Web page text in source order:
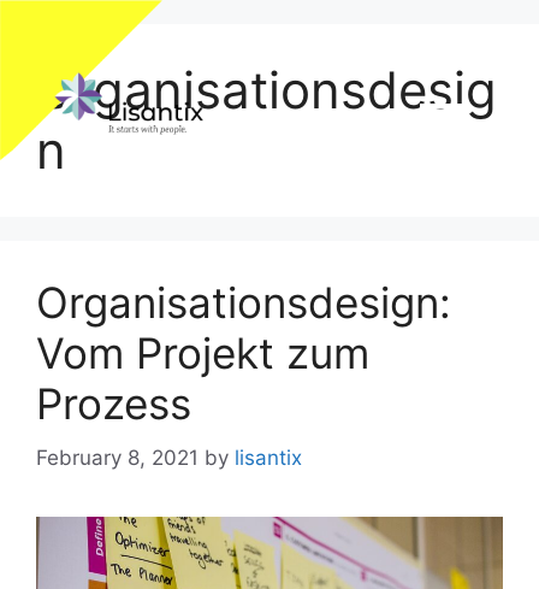
Organisationsdesig
n
Organisationsdesign:
Vom Projekt zum
Prozess
February 8, 2021 by lisantix